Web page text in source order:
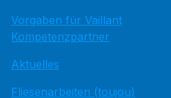
Vorgaben für Vaillant
Kompetenzpartner
Aktuelles
Fliesenarbeiten (toujou)